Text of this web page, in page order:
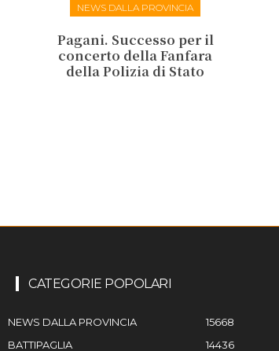
NEWS DALLA PROVINCIA
Pagani. Successo per il
concerto della Fanfara
della Polizia di Stato
CATEGORIE POPOLARI
NEWS DALLA PROVINCIA
15668
BATTIPAGLIA
14436